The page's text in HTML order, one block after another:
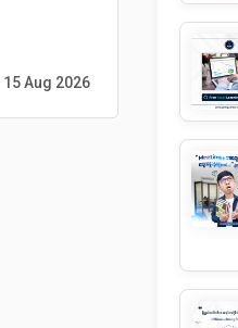
15 Aug 2026